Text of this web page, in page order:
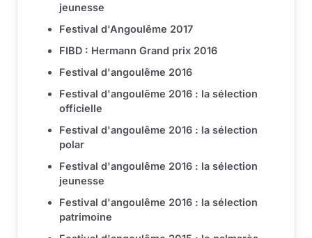
jeunesse
Festival d'Angoulême 2017
FIBD : Hermann Grand prix 2016
Festival d'angoulême 2016
Festival d'angoulême 2016 : la sélection
officielle
Festival d'angoulême 2016 : la sélection
polar
Festival d'angoulême 2016 : la sélection
jeunesse
Festival d'angoulême 2016 : la sélection
patrimoine